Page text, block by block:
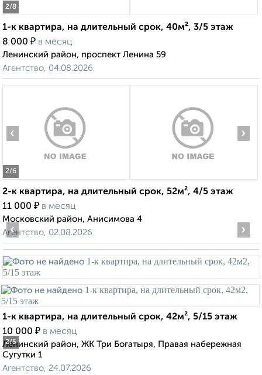
2/8
1-к квартира, на длительный срок, 40м², 3/5 этаж
8 000 ₽ в месяц
Ленинский район, проспект Ленина 59
Агентство, 04.08.2026
2/6
‹ ›
2-к квартира, на длительный срок, 52м², 4/5 этаж
11 000 ₽ в месяц
Московский район, Анисимова 4
Агентство, 02.08.2026
2/5
‹ ›
1-к квартира, на длительный срок, 42м², 5/15 этаж
10 000 ₽ в месяц
Ленинский район, ЖК Три Богатыря, Правая набережная
Сугутки 1
Агентство, 24.07.2026